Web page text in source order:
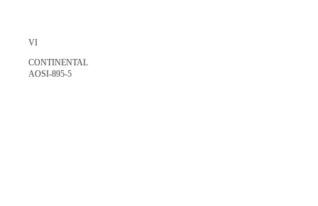
VI
CONTINENTAL
AOSI-895-5